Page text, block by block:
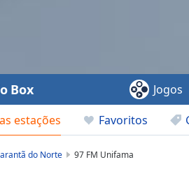
estações Favoritos
Box Jogos
do Norte 97 FM Unifama